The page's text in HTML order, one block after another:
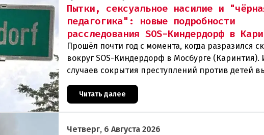
Пытки, сексуальное насилие и
педагогика": новые подробности
расследования SOS-Киндердорф в
Прошёл почти год с момента, когда разразился
вокруг SOS-Киндердорф в Мосбурге (Каринтия).
случаев сокрытия преступлений против детей
масштабное расследование, которое продо
Читать далее
Четверг, 6 Августа 2026